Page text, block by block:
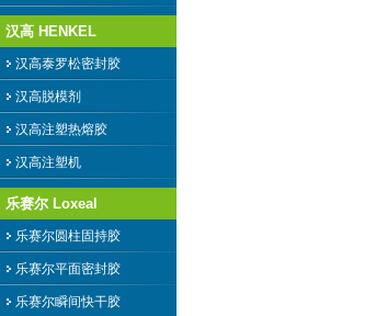
汉高 HENKEL
汉高泰罗松密封胶
汉高脱模剂
汉高注塑热熔胶
汉高注塑机
乐赛尔 Loxeal
乐赛尔圆柱固持胶
乐赛尔平面密封胶
乐赛尔瞬间快干胶